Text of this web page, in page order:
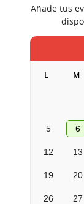
L M
5 6
12 13
19 20
26 27
Añade tus